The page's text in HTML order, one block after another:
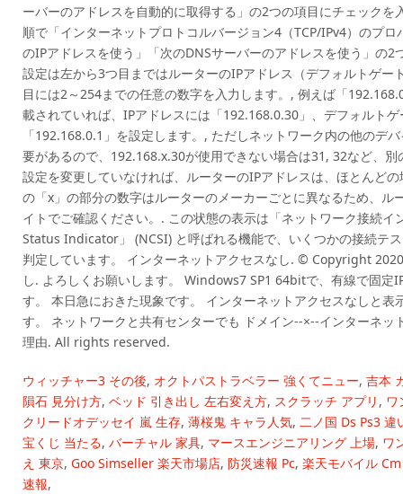
ーバーのアドレスを自動的に取得する」の2つの項目にチェック
順で「インターネットプロトコルバージョン4（TCP/IPv4）のプ
のIPアドレスを使う」「次のDNSサーバーのアドレスを使う」の
設定は左から3つ目まではルーターのIPアドレス（デフォルトゲー
目には2～254までの任意の数字を入力します。, 例えば「
載されていれば、IPアドレスには「192.168.0.30」、デフォルト
「192.168.0.1」を設定します。, ただしネットワーク内の他のデ
要があるので、192.168.x.30が使用できない場合は31, 32など、
設定を変更していなければ、ルーターのIPアドレスは、ほとんど
の「x」の部分の数字はルーターのメーカーごとに異なるため、ル
イトでご確認ください。. この状態の表示は「ネットワーク接続
Status Indicator」 (NCSI) と呼ばれる機能で、いくつかの接続テ
判定しています。 インターネットアクセスなし. © Copyright
し. よろしくお願いします。 Windows7 SP1 64bitで、有線で固定
す。 本日急におきた現象です。 インターネットアクセスなしと
す。 ネットワークと共有センターでも ドメイン--×--インターネッ
理由. All rights reserved.
ウィッチャー3 その後, オクトパストラベラー 強くてニュー, 吉本
隕石 見分け方, ベッド 引き出し 左右変え方, スクラッチ アプリ , ワ
クリードオデッセイ 嵐 生存, 薄桜鬼 キャラ人気, 二ノ国 Ds Ps3 違
宝くじ 当たる, バーチャル 家具, マースエンジニアリング 上場, ワ
え 東京, Goo Simseller 楽天市場店, 防災速報 Pc, 楽天モバイル
速報,